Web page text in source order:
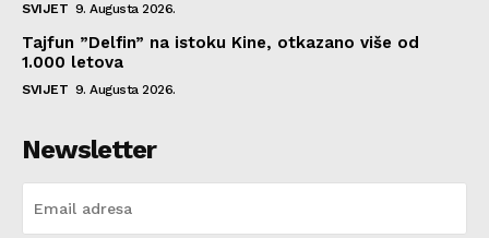
SVIJET 9. Augusta 2026.
Tajfun ”Delfin” na istoku Kine, otkazano više od
1.000 letova
SVIJET 9. Augusta 2026.
Newsletter